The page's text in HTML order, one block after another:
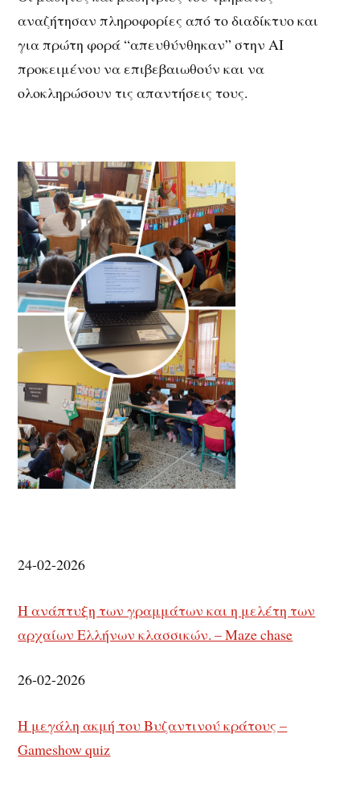
αναζήτησαν πληροφορίες από το διαδίκτυο και
για πρώτη φορά “απευθύνθηκαν” στην ΑΙ
προκειμένου να επιβεβαιωθούν και να
ολοκληρώσουν τις απαντήσεις τους.
24-02-2026
Η ανάπτυξη των γραμμάτων και η μελέτη των
αρχαίων Ελλήνων κλασσικών. – Maze chase
26-02-2026
Η μεγάλη ακμή του Βυζαντινού κράτους –
Gameshow quiz